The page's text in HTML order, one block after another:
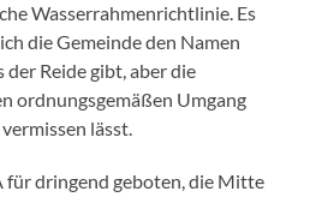
Wasserrahmenrichtlinie. Es
die Gemeinde den Namen
der Reide gibt, aber die
ordnungsgemäßen Umgang
lässt.
für dringend geboten, die Mitte